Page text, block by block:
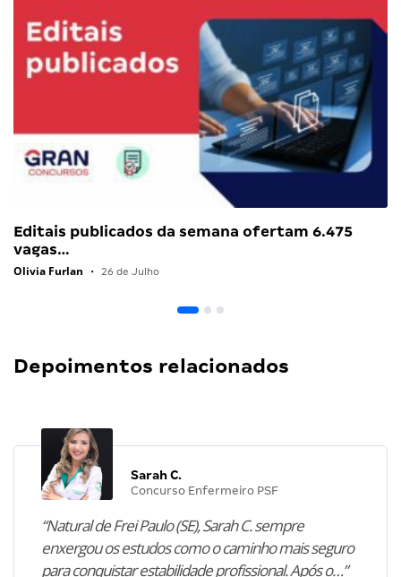
Editais publicados da semana ofertam 6.475
vagas…
Olivia Furlan • 26 de Julho
Depoimentos relacionados
Sarah C.
Concurso Enfermeiro PSF
“Natural de Frei Paulo (SE), Sarah C. sempre
enxergou os estudos como o caminho mais seguro
para conquistar estabilidade profissional. Após o…”